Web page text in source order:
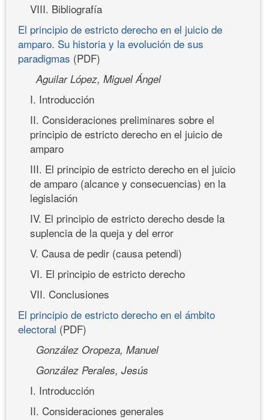
VIII. Bibliografía
El principio de estricto derecho en el juicio de
amparo. Su historia y la evolución de sus
paradigmas (PDF)
Aguilar López, Miguel Ángel
I. Introducción
II. Consideraciones preliminares sobre el
principio de estricto derecho en el juicio de
amparo
III. El principio de estricto derecho en el juicio
de amparo (alcance y consecuencias) en la
legislación
IV. El principio de estricto derecho desde la
suplencia de la queja y del error
V. Causa de pedir (causa petendi)
VI. El principio de estricto derecho
VII. Conclusiones
El principio de estricto derecho en el ámbito
electoral (PDF)
González Oropeza, Manuel
González Perales, Jesús
I. Introducción
II. Consideraciones generales